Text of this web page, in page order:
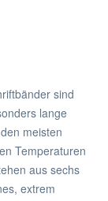
sind
lange
meisten
Temperaturen
aus sechs
extrem